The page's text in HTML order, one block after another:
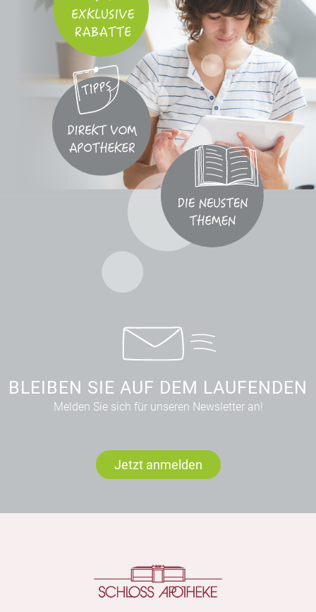
BLEIBEN SIE AUF DEM LAUFENDEN
Melden Sie sich für unseren Newsletter an!
Jetzt anmelden